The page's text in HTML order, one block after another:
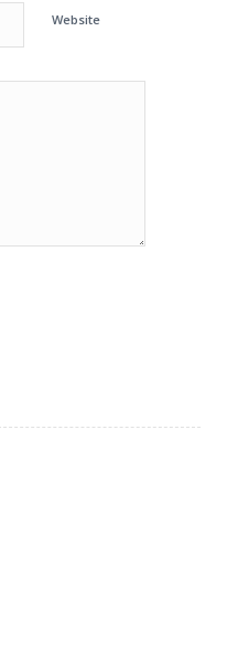
Website